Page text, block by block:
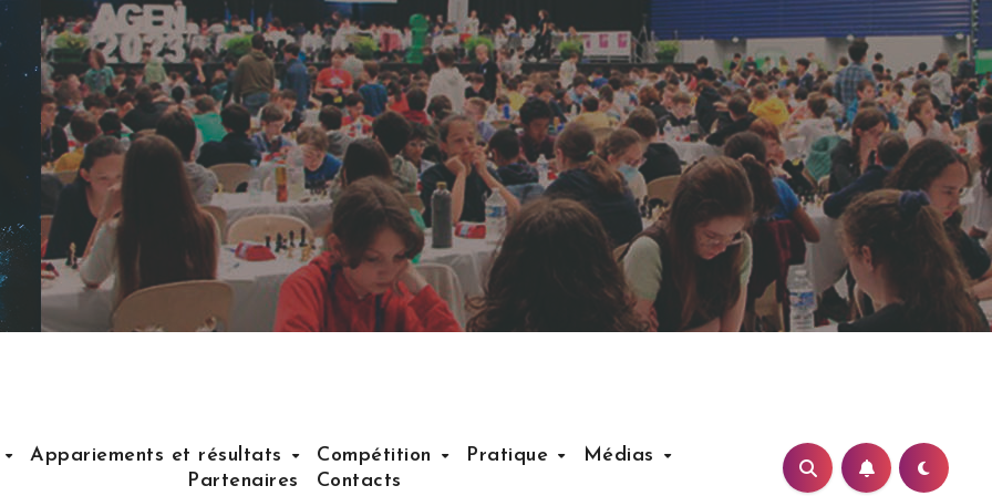
Appariements et résultats Compétition Pratique
Médias
Partenaires
Contacts